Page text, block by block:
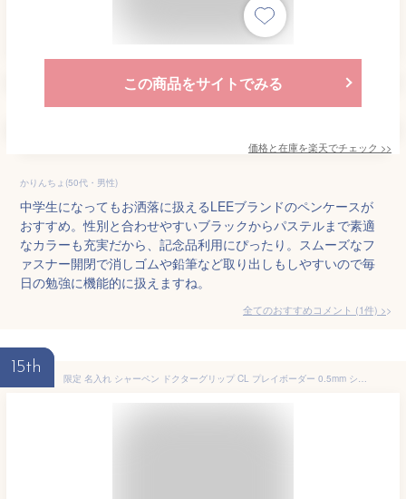
この商品をサイトでみる
価格と在庫を楽天でチェック >>
かりんちょ(50代・男性)
中学生になってもお洒落に扱えるLEEブランドのペンケースが
おすすめ。性別と合わせやすいブラックからパステルまで素適
なカラーも充実だから、記念品利用にぴったり。スムーズなフ
ァスナー開閉で消しゴムや鉛筆など取り出しもしやすいので毎
日の勉強に機能的に扱えますね。
全てのおすすめコメント (1件) >
15th
限定 名入れ シャーペン ドクターグリップ CL プレイボーダー 0.5mm シャープペン 限定色 くすみ HDGCL-50R パイロット シャーペン プレゼント カラーマーク ギフト 誕生日 プレゼント 小学生 中学生 卒業記念 卒団 入学 名前入り 記念品